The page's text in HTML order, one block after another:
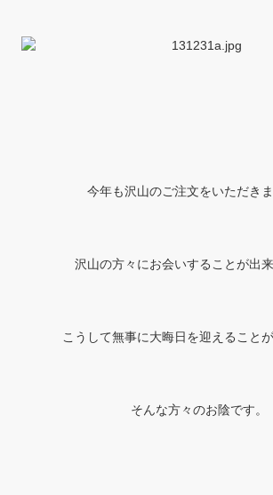
今年も沢山のご注文をいただきま
沢山の方々にお会いすることが出来
こうして無事に大晦日を迎えること
そんな方々のお陰です。